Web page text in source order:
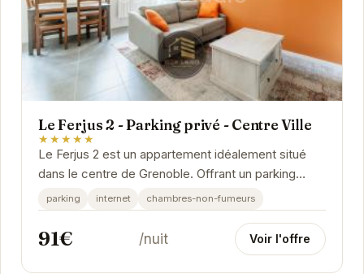
Le Ferjus 2 - Parking privé - Centre Ville
★★★★★
Le Ferjus 2 est un appartement idéalement situé
dans le centre de Grenoble. Offrant un parking
privé, il est parfait pour les voyageurs qui...
parking internet chambres-non-fumeurs
91€ /nuit Voir l'offre